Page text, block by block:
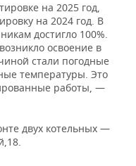
на 2025 год,
на 2024 год. В
достигло 100%.
освоение в
стали погодные
температуры. Это
работы, —
двух котельных —